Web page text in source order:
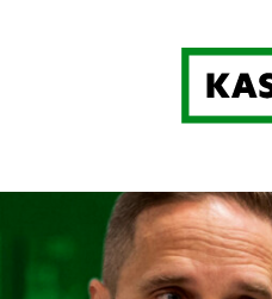
Kasvu Open